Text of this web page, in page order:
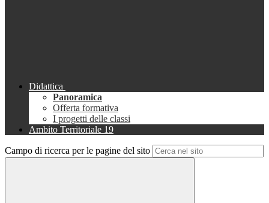
Didattica
Panoramica
Offerta formativa
I progetti delle classi
Ambito Territoriale 19
Campo di ricerca per le pagine del sito